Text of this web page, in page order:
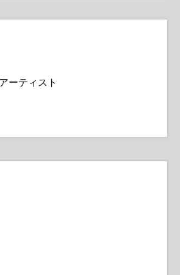
に見えるだけでなく、暖かさ
光—まるで別の世界からのス
質感、透明性—を分かりやす
アクセスし、一緒に進めるこ
ックな照明のトリック（例：
はあなたの芸術的な自信と創
ーティスト